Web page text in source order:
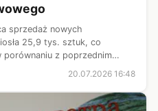
sprzedaż nowych
25,9 tys. sztuk, co
z poprzednim
20.07.2026 16:48